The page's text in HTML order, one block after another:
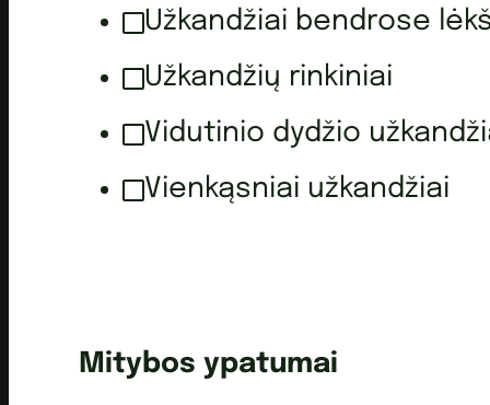
Užkandžiai bendrose
Užkandžių rinkiniai
Vidutinio dydžio
Vienkąsniai užkandžiai
Mitybos ypatumai